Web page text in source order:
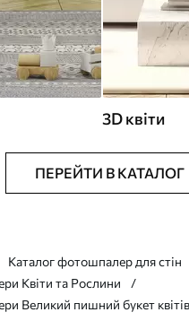
3D квіти
ПЕРЕЙТИ В КАТАЛОГ
Каталог фотошпалер для стін
Квіти та Рослини
Великий пишний букет